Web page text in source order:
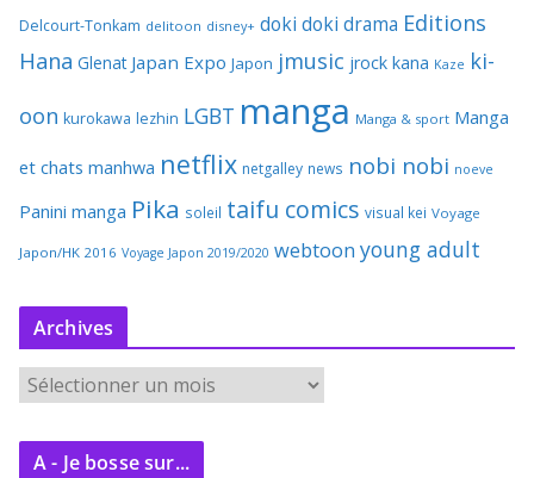
Delcourt-Tonkam delitoon disney+ doki doki drama Editions
Hana Glenat Japan Expo Japon jmusic jrock kana Kaze ki-
oon kurokawa lezhin LGBT manga Manga & sport Manga
et chats manhwa netflix netgalley news nobi nobi noeve
Panini manga Pika soleil taifu comics visual kei Voyage
Japon/HK 2016 Voyage Japon 2019/2020 webtoon young adult
Archives
r
c
A - Je bosse sur...